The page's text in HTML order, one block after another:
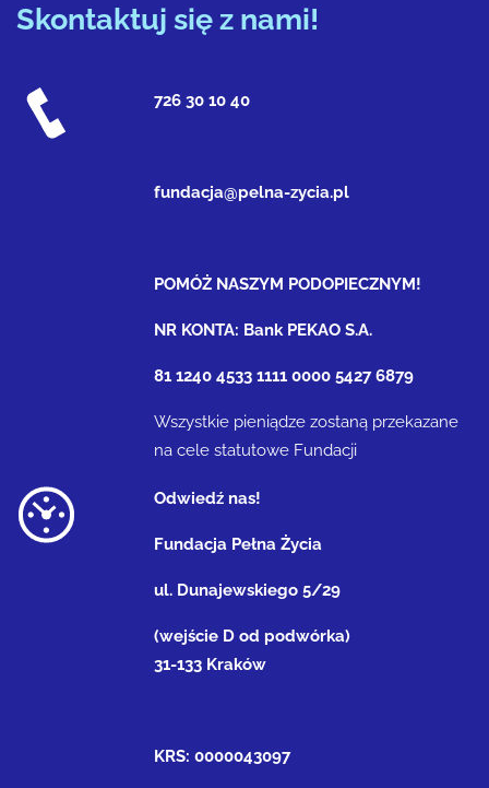
Skontaktuj się z nami!
726 30 10 40
fundacja@pelna-zycia.pl
POMÓŻ NASZYM PODOPIECZNYM!
NR KONTA: Bank PEKAO S.A.
81 1240 4533 1111 0000 5427 6879
Wszystkie pieniądze zostaną przekazane
na cele statutowe Fundacji
Odwiedź nas!
Fundacja Pełna Życia
ul. Dunajewskiego 5/29
(wejście D od podwórka)
31-133 Kraków
KRS: 0000043097